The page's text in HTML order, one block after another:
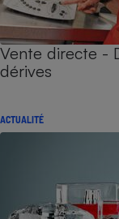
Vente directe -
dérives
ACTUALITÉ